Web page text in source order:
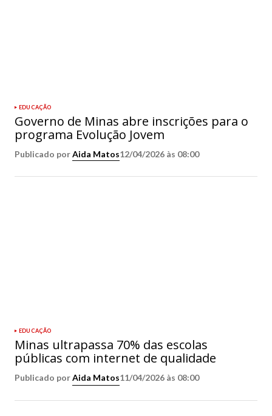
EDUCAÇÃO
Governo de Minas abre inscrições para o
programa Evolução Jovem
Publicado porAida Matos12/04/2026 às 08:00
EDUCAÇÃO
Minas ultrapassa 70% das escolas
públicas com internet de qualidade
Publicado porAida Matos11/04/2026 às 08:00